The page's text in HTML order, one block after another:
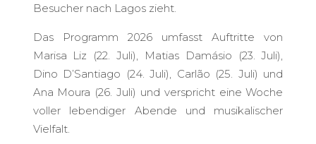
Besucher nach Lagos zieht.
Das Programm 2026 umfasst Auftritte von
Marisa Liz (22. Juli), Matias Damásio (23. Juli),
Dino D’Santiago (24. Juli), Carlão (25. Juli) und
Ana Moura (26. Juli) und verspricht eine Woche
voller lebendiger Abende und musikalischer
Vielfalt.